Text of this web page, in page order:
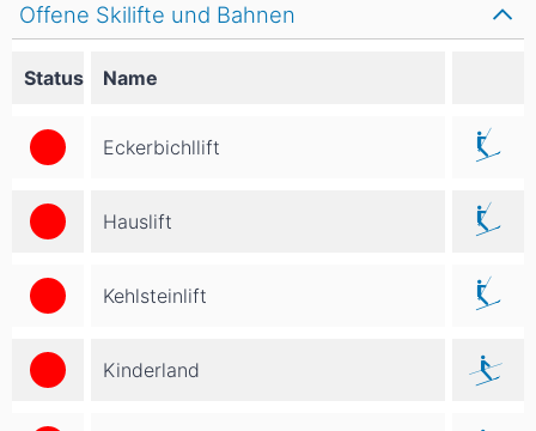
Offene Skilifte und Bahnen
Status Name
Eckerbichllift
Hauslift
Kehlsteinlift
Kinderland